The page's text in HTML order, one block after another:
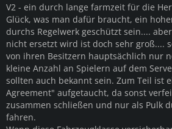
V2 - ein durch lange farmzeit für die
Glück, was man dafür braucht, ein
durchs Regelwerk geschützt sein....
nicht ersetzt wird ist doch sehr groß....
von ihren Besitzern hauptsächlich nur
kleine Anzahl an Spielern auf dem
sollten auch bekannt sein. Zum Teil ist
Agreement" aufgetaucht, da sonst
zusammen schließen und nur als Pulk
fahren.